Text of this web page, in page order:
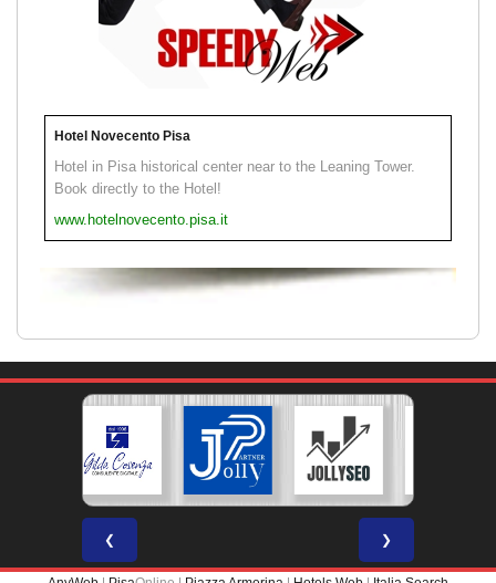
Hotel Novecento Pisa
Hotel in Pisa historical center near to the Leaning Tower.
Book directly to the Hotel!
www.hotelnovecento.pisa.it
❮ ❯